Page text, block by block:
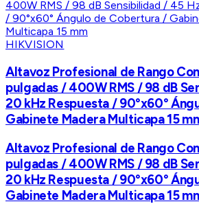
HIKVISION
Altavoz Profesional de Rango
pulgadas / 400W RMS / 98 dB
20 kHz Respuesta / 90°x60°
Gabinete Madera Multicapa 15
Altavoz Profesional de Rango
pulgadas / 400W RMS / 98 dB
20 kHz Respuesta / 90°x60°
Gabinete Madera Multicapa 15